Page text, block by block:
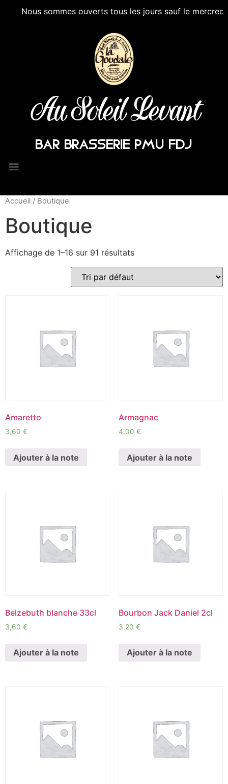
Nous sommes ouverts tous les jours sauf le mercredi
Au Soleil Levant
BAR BRASSERIE PMU FDJ
Accueil / Boutique
Boutique
Affichage de 1–16 sur 91 résultats
Amaretto
3,60 €
Ajouter à la note
Armagnac
4,00 €
Ajouter à la note
Belzebuth blanche 33cl
3,60 €
Ajouter à la note
Bourbon Jack Daniel 2cl
3,20 €
Ajouter à la note